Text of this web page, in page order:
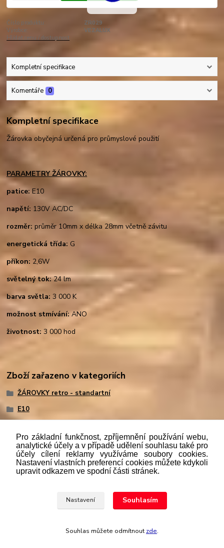
Číslo produktu:
ZR029
Výrobce:
VEZALUX
Hlídat cenu / dostupnost
Kompletní specifikace
Komentáře 0
Kompletní specifikace
Žárovka obyčejná určená pro průmyslové použití
PARAMETRY ŽÁROVKY:
patice: E10
napětí: 130V AC/DC
rozměr: průměr 10mm x délka 28mm včetně závitu
energetická třída: G
příkon: 2,6W
světelný tok:24 lm
barva světla: 3 000 K
možnost stmívání:ANO
životnost: 3 000 hod
Zboží zařazeno v kategoriích
ŽÁROVKY retro - standartní
E10
Podlezákona č. 112/mmmmm2016 Sb. o evidenci tržeb je
prodávající povinen vystavit kupujícímu účtenku. Zároveň je
případě technického výpadku pak nejpozději do 48 hodin.“
Upravit sběr cookies.
Pro základní funkčnost, zpříjemnění používání webu,
analytické účely a v případě udělení souhlasu také pro
účely cílení reklamy využíváme soubory cookies.
Nastavení vlastních preferencí cookies můžete kdykoli
upravit odkazem ve spodní části stránek.
Nastavení Souhlasím
Souhlas můžete odmítnout zde.